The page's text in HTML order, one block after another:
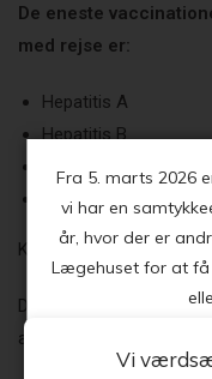
De eneste
med rejse er:
Hepatitis A
Hepatitis B
Hepatitis A + B
DITE Booster
Konsultationen ved
DITE koster kr. 175,-
apoteket.
Vi
Fra 5. marts 2026
vi har en
år, hvor der er
Lægehuset for at få